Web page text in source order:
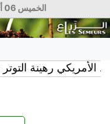
الخميس 06 أوت 2026
التوتر في هرمز